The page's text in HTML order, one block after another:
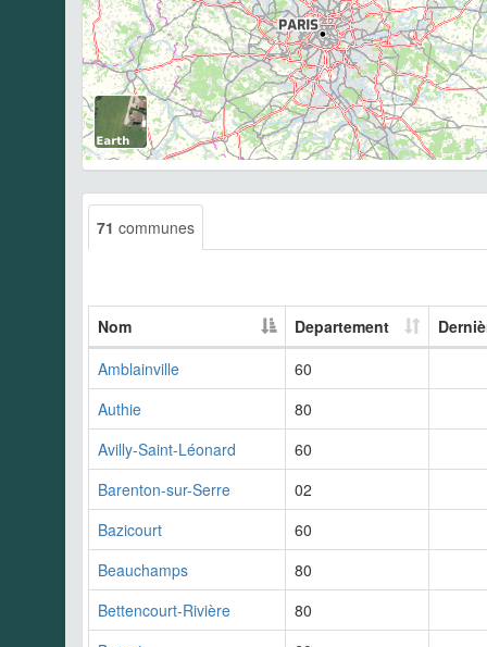
71 communes
Nom Departement
Amblainville
60
Authie
80
Avilly-Saint-Léonard
60
Barenton-sur-Serre
02
Bazicourt
60
Beauchamps
80
Bettencourt-Rivière
80